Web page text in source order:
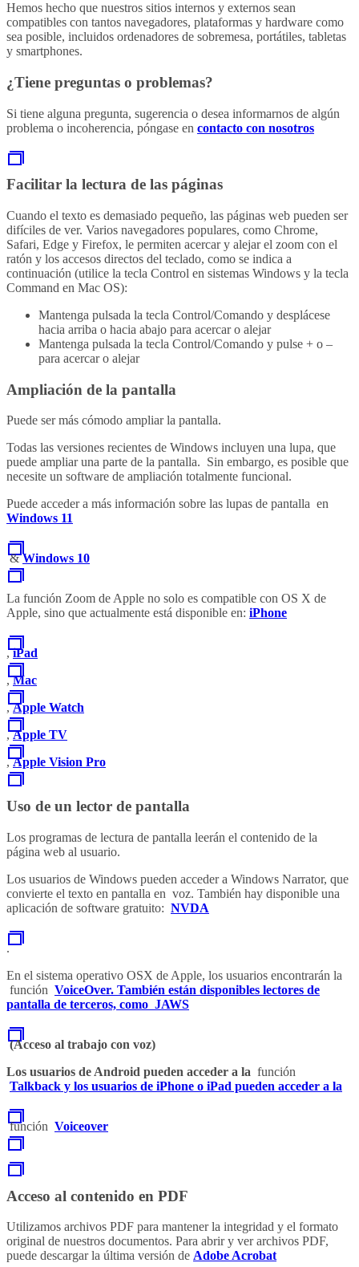
Hemos hecho que nuestros sitios internos y externos sean
compatibles con tantos navegadores, plataformas y hardware como
sea posible, incluidos ordenadores de sobremesa, portátiles, tabletas
y smartphones.
¿Tiene preguntas o problemas?
Si tiene alguna pregunta, sugerencia o desea informarnos de algún
problema o incoherencia, póngase en contacto con nosotros
Facilitar la lectura de las páginas
Cuando el texto es demasiado pequeño, las páginas web pueden ser
difíciles de ver. Varios navegadores populares, como Chrome,
Safari, Edge y Firefox, le permiten acercar y alejar el zoom con el
ratón y los accesos directos del teclado, como se indica a
continuación (utilice la tecla Control en sistemas Windows y la tecla
Command en Mac OS):
Mantenga pulsada la tecla Control/Comando y desplácese
hacia arriba o hacia abajo para acercar o alejar
Mantenga pulsada la tecla Control/Comando y pulse + o –
para acercar o alejar
Ampliación de la pantalla
Puede ser más cómodo ampliar la pantalla.
Todas las versiones recientes de Windows incluyen una lupa, que
puede ampliar una parte de la pantalla. Sin embargo, es posible que
necesite un software de ampliación totalmente funcional.
Puede acceder a más información sobre las lupas de pantalla en
Windows 11
&Windows 10
La función Zoom de Apple no solo es compatible con OS X de
Apple, sino que actualmente está disponible en: iPhone
,iPad
,Mac
,Apple Watch
,Apple TV
,Apple Vision Pro
Uso de un lector de pantalla
Los programas de lectura de pantalla leerán el contenido de la
página web al usuario.
Los usuarios de Windows pueden acceder a Windows Narrator, que
convierte el texto en pantalla en voz. También hay disponible una
aplicación de software gratuito: NVDA
.
En el sistema operativo OSX de Apple, los usuarios encontrarán la
función VoiceOver. También están disponibles lectores de
pantalla de terceros, como JAWS
(Acceso al trabajo con voz)
Los usuarios de Android pueden acceder a la función
Talkback y los usuarios de iPhone o iPad pueden acceder a la
función Voiceover
Acceso al contenido en PDF
Utilizamos archivos PDF para mantener la integridad y el formato
original de nuestros documentos. Para abrir y ver archivos PDF,
puede descargar la última versión de Adobe Acrobat